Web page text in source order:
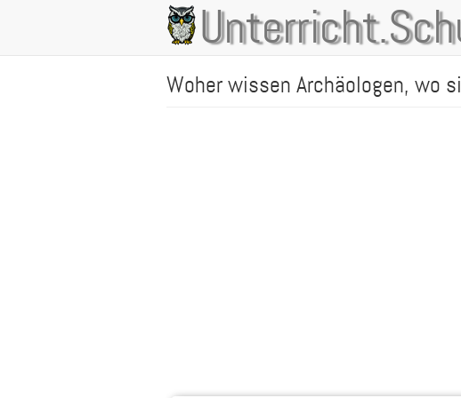
Main
navigation
Woher wissen Archäologen, wo